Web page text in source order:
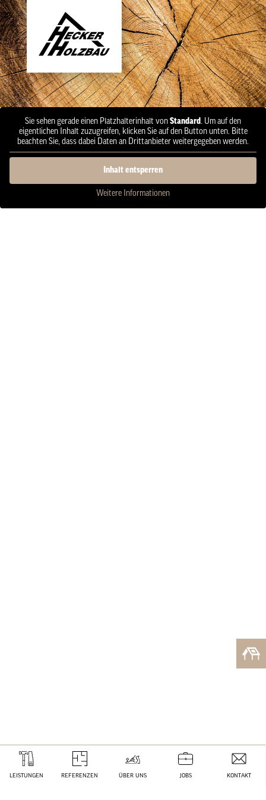
LEISTUNGEN REFERENZEN ÜBER UNS JOBS KONTAKT
Sie sehen gerade einen Platzhalterinhalt von Standard. Um auf den
eigentlichen Inhalt zuzugreifen, klicken Sie auf den Button unten. Bitte
beachten Sie, dass dabei Daten an Drittanbieter weitergegeben werden.
Inhalt entsperren
Weitere Informationen